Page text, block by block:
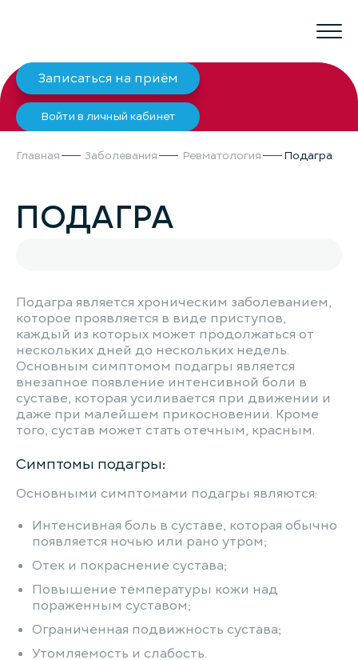
Записаться на приём
Войти в личный кабинет
Главная Заболевания Ревматология Подагра
ПОДАГРА
Подагра является хроническим заболеванием,
которое проявляется в виде приступов,
каждый из которых может продолжаться от
нескольких дней до нескольких недель.
Основным симптомом подагры является
внезапное появление интенсивной боли в
суставе, которая усиливается при движении и
даже при малейшем прикосновении. Кроме
того, сустав может стать отечным, красным.
Симптомы подагры:
Основными симптомами подагры являются:
Интенсивная боль в суставе, которая обычно
появляется ночью или рано утром;
Отек и покраснение сустава;
Повышение температуры кожи над
пораженным суставом;
Ограниченная подвижность сустава;
Утомляемость и слабость.